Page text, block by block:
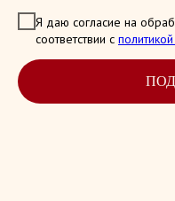
Я даю согласие на
соответствии с